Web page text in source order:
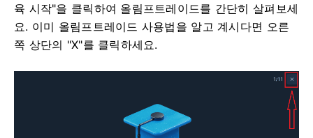
육 시작"을 클릭하여 올림프트레이드를 간단히 살펴보세
요. 이미 올림프트레이드 사용법을 알고 계시다면 오른
쪽 상단의 "X"를 클릭하세요.